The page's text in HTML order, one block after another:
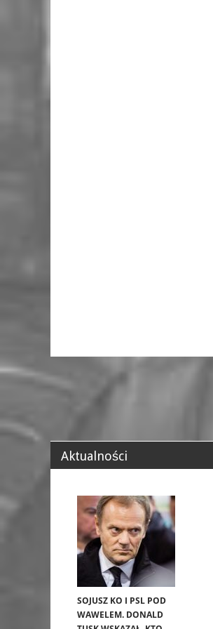
Aktualności
SOJUSZ KO I PSL POD
WAWELEM. DONALD